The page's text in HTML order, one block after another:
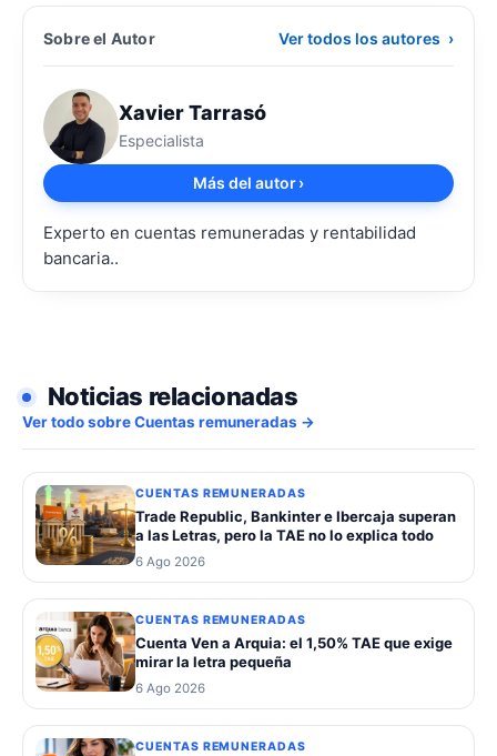
Sobre el Autor Ver todos los autores ›
Xavier Tarrasó
Especialista
Más del autor›
Experto en cuentas remuneradas y rentabilidad
bancaria..
Noticias relacionadas
Ver todo sobre Cuentas remuneradas →
CUENTAS REMUNERADAS
Trade Republic, Bankinter e Ibercaja superan
a las Letras, pero la TAE no lo explica todo
6 Ago 2026
CUENTAS REMUNERADAS
Cuenta Ven a Arquia: el 1,50% TAE que exige
mirar la letra pequeña
6 Ago 2026
CUENTAS REMUNERADAS